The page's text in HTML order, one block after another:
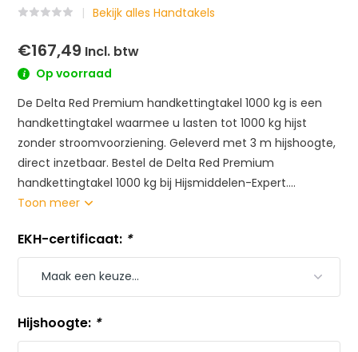
Bekijk alles Handtakels
€167,49 Incl. btw
Op voorraad
De Delta Red Premium handkettingtakel 1000 kg is een
handkettingtakel waarmee u lasten tot 1000 kg hijst
zonder stroomvoorziening. Geleverd met 3 m hijshoogte,
direct inzetbaar. Bestel de Delta Red Premium
handkettingtakel 1000 kg bij Hijsmiddelen-Expert....
Toon meer
EKH-certificaat: *
Hijshoogte: *